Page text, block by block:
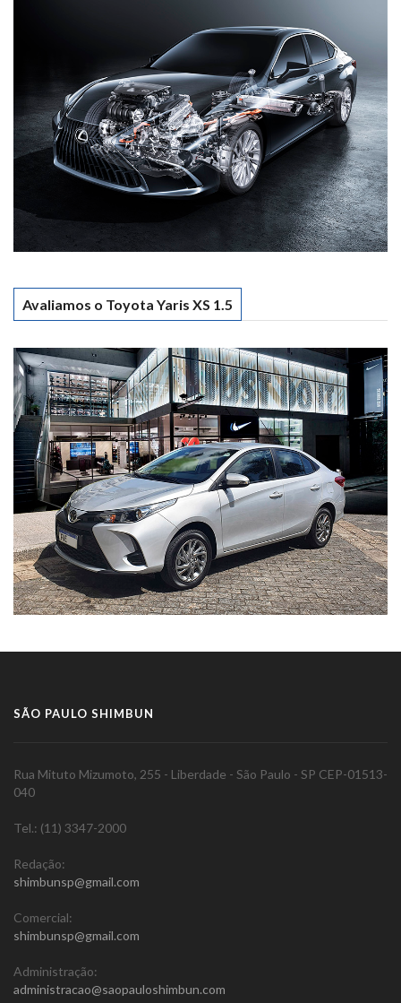
Avaliamos o Toyota Yaris XS 1.5
SÃO PAULO SHIMBUN
Rua Mituto Mizumoto, 255 - Liberdade - São Paulo - SP CEP-01513-
040
Tel.: (11) 3347-2000
Redação:
shimbunsp@gmail.com
Comercial:
shimbunsp@gmail.com
Administração:
administracao@saopauloshimbun.com